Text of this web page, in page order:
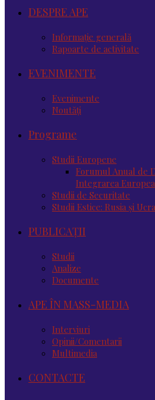
DESPRE APE
Informație generală
Rapoarte de activitate
EVENIMENTE
Evenimente
Noutăţi
Programe
Studii Europene
Forumul Anual de
Integrarea
Studii de Securitate
Studii Estice: Rusia și
PUBLICAȚII
Studii
Analize
Documente
APE ÎN MASS-MEDIA
Interviuri
Opinii/Comentarii
Multimedia
CONTACTE